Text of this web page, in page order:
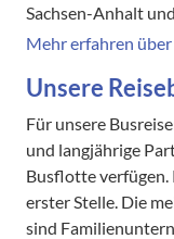
Sachsen-Anhalt
Mehr erfahren
Unsere
Für unsere
und langjährige
Busflotte verfügen.
erster Stelle. Die
sind